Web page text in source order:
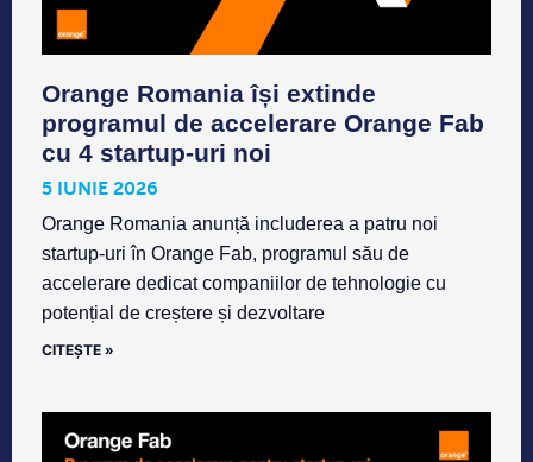
Orange Romania își extinde
programul de accelerare Orange Fab
cu 4 startup-uri noi
5 IUNIE 2026
Orange Romania anunță includerea a patru noi
startup-uri în Orange Fab, programul său de
accelerare dedicat companiilor de tehnologie cu
potențial de creștere și dezvoltare
CITEȘTE »